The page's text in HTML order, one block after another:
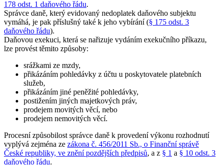
178 odst. 1 daňového řádu.
Správce daně, který evidovaný nedoplatek daňového subjektu
vymáhá, je pak příslušný také k jeho vybírání (§ 175 odst. 3
daňového řádu).
Daňovou exekuci, která se nařizuje vydáním exekučního příkazu,
lze provést těmito způsoby:
srážkami ze mzdy,
přikázáním pohledávky z účtu u poskytovatele platebních
služeb,
přikázáním jiné peněžité pohledávky,
postižením jiných majetkových práv,
prodejem movitých věcí, nebo
prodejem nemovitých věcí.
Procesní způsobilost správce daně k provedení výkonu rozhodnutí
vyplývá zejména ze zákona č. 456/2011 Sb., o Finanční správě
České republiky, ve znění pozdějších předpisů, a z § 1 a § 10 odst. 3
daňového řádu.